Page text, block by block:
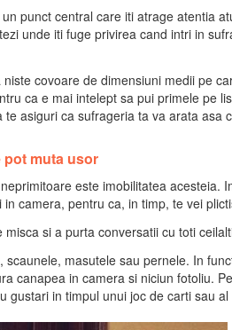
punct central care iti atrage atentia
unde iti fuge privirea cand intri in
covoare de dimensiuni medii pe
ca e mai intelept sa pui primele pe
asiguri ca sufrageria ta va arata asa
pot muta usor
este imobilitatea acesteia.
camera, pentru ca, in timp, te vei
si a purta conversatii cu toti
masutele sau pernele. In
canapea in camera si niciun fotoliu.
in timpul unui joc de carti sau al